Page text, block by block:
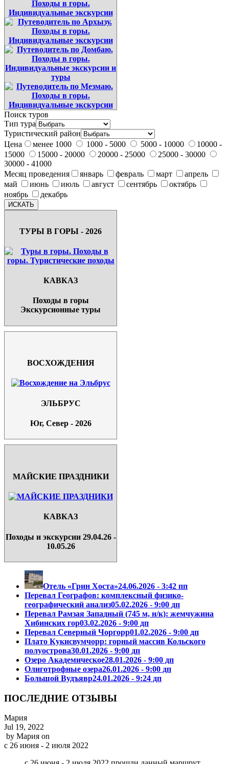
Поиск туров
Тип тура
Туристический район
Цена
менее 1000 1000 - 5000 5000 - 10000
10000 -
15000
15000 - 20000 20000 - 25000
25000 - 30000
30000 - 41000
Месяц проведения
январь февраль март
апрель
май
июнь июль август сентябрь
октябрь
ноябрь
декабрь
ТУРЫ В ГОРЫ - 2026
КАВКАЗ
Походы в горы
Экскурсионные туры
ВОСХОЖДЕНИЯ
ЭЛЬБРУС
Юг, Север - 2026
МАЙСКИЕ ПРАЗДНИКИ
КАВКАЗ
Походы и экскурсии 29.04.26 -
10.05.26
Отель «Грин Хоста»24.06.2026 - 3:42 пп
Перевал Географов: комплексный физико-
географический анализ05.02.2026 - 9:00 дп
Перевал Рамзая Западный (745 м, н/к): жемчужина
Хибинских гор03.02.2026 - 9:00 дп
Перевал Северный Чоргорр01.02.2026 - 9:00 дп
Плато Кукисвумчорр: горный массив Кольского
полуострова30.01.2026 - 9:00 дп
Озеро Академическое28.01.2026 - 9:00 дп
Олиготрофные озера26.01.2026 - 9:00 дп
Большой Вудъявр24.01.2026 - 9:24 дп
ПОСЛЕДНИЕ ОТЗЫВЫ
Мария
Jul 19, 2022
by Мария on
с 26 июня - 2 июля 2022